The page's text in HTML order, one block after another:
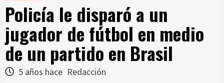
Policía le disparó a un
jugador de fútbol en medio
de un partido en Brasil
5 años hace Redacción